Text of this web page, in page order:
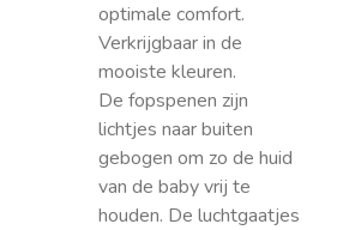
optimale comfort.
Verkrijgbaar in de
mooiste kleuren.
De fopspenen zijn
lichtjes naar buiten
gebogen om zo de huid
van de baby vrij te
houden. De luchtgaatjes